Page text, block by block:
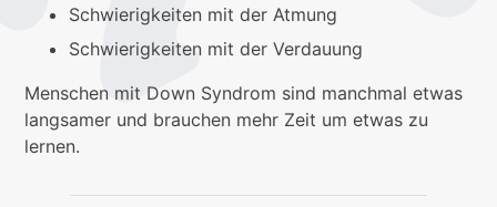
Schwierigkeiten mit der Atmung
Schwierigkeiten mit der Verdauung
Menschen mit Down Syndrom sind manchmal etwas
langsamer und brauchen mehr Zeit um etwas zu
lernen.